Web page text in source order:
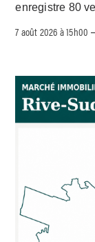
enregistre 80
7 août 2026 à 15h00